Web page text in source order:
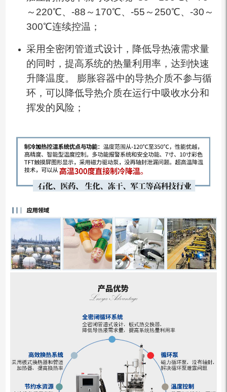
～220℃、-88～170℃、-55～250℃、-30～
300℃连续控温；
采用全密闭管道式设计，降低导热液需求量
的同时，提高系统的热量利用率，达到快速
升降温度。 膨胀容器中的导热介质不参与循
环，可以降低导热介质在运行中吸收水分和
挥发的风险；